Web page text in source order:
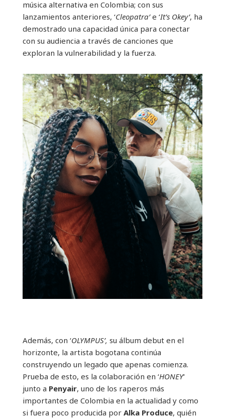
música alternativa en Colombia; con sus
lanzamientos anteriores, ‘Cleopatra’e ‘It’s Okey’, ha
demostrado una capacidad única para conectar
con su audiencia a través de canciones que
exploran la vulnerabilidad y la fuerza.
Además, con ‘OLYMPUS’, su álbum debuten el
horizonte, la artista bogotana continúa
construyendo un legado que apenas comienza.
Prueba de esto, es la colaboración en ‘HONEY‘
junto a Penyair, uno de los raperos más
importantes de Colombia en la actualidad y como
si fuera poco producida por Alka Produce, quién